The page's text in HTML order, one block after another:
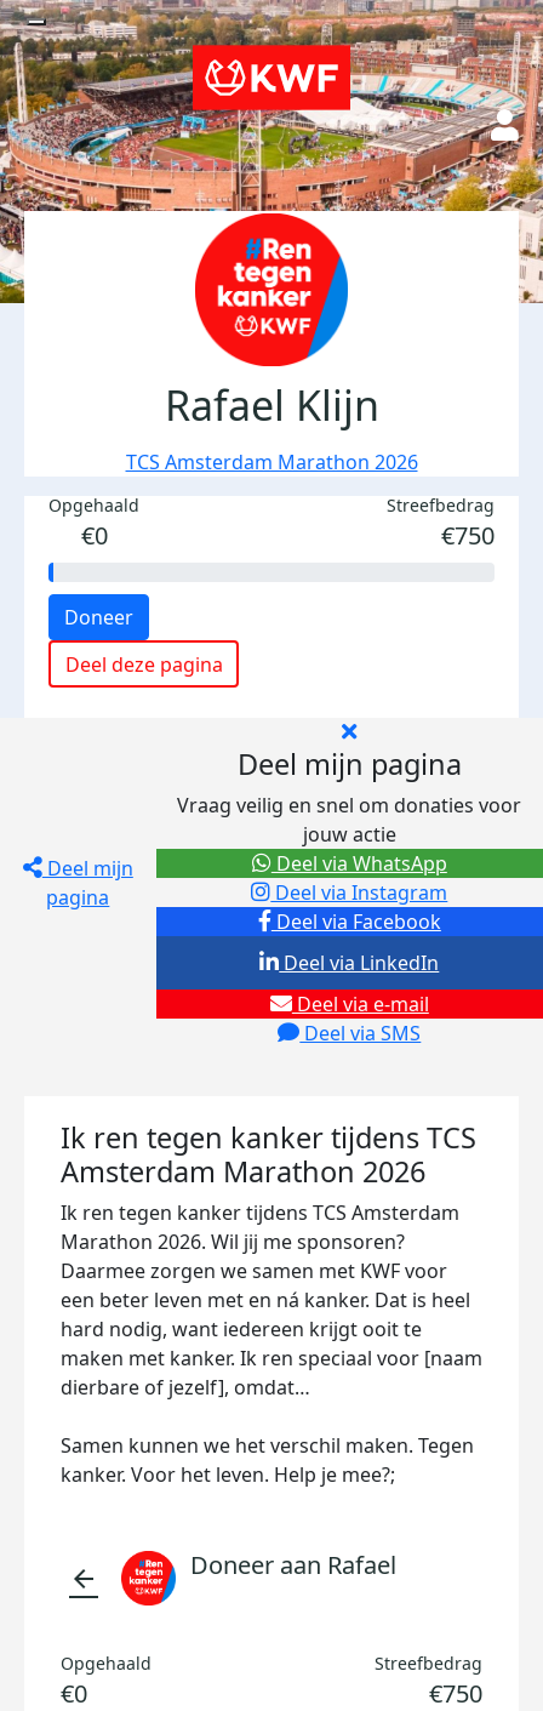
Rafael Klijn
TCS Amsterdam Marathon 2026
Opgehaald
€0
Streefbedrag
€750
Doneer
Deel deze pagina
Deel mijn
pagina
Deel mijn pagina
Vraag veilig en snel om donaties voor
jouw actie
Deel via Facebook
Deel via Instagram
Deel via e-mail
Deel via SMS
Deel via LinkedIn
Deel via WhatsApp
Ik ren tegen kanker tijdens TCS
Amsterdam Marathon 2026
Ik ren tegen kanker tijdens TCS Amsterdam
Marathon 2026. Wil jij me sponsoren?
Daarmee zorgen we samen met KWF voor
een beter leven met en ná kanker. Dat is heel
hard nodig, want iedereen krijgt ooit te
maken met kanker. Ik ren speciaal voor [naam
dierbare of jezelf], omdat…
Samen kunnen we het verschil maken. Tegen
kanker. Voor het leven. Help je mee?;
arrow_back Doneer aan Rafael
Opgehaald
€0
Streefbedrag
€750